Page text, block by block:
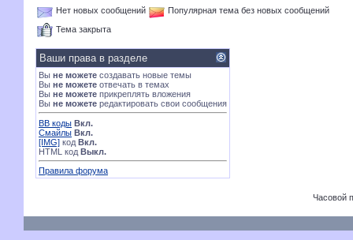
Нет новых сообщений
Популярная тема без новых сообщений
Тема закрыта
Ваши права в разделе
Вы не можете создавать новые темы
Вы не можете отвечать в темах
Вы не можете прикреплять вложения
Вы не можете редактировать свои сообщения
BB коды Вкл.
Смайлы Вкл.
[IMG] код Вкл.
HTML код Выкл.
Правила форума
Часовой